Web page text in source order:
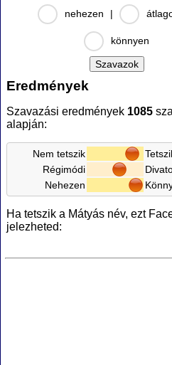
nehezen
|
könnyen
Eredmények
Szavazási eredmények 1085
alapján:
Nem tetszik
Régimódi
Nehezen
Ha tetszik a Mátyás név, ezt
jelezheted: